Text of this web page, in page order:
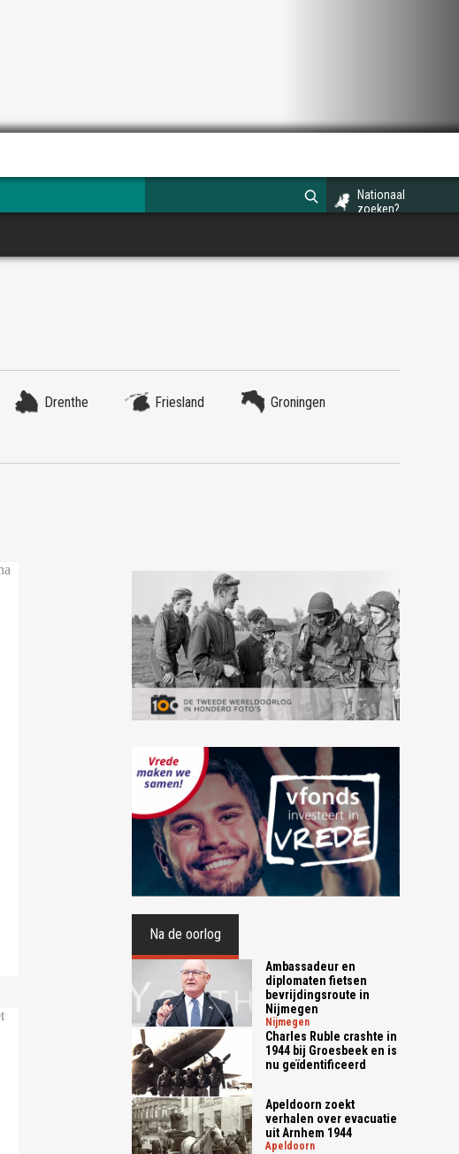
Nationaal
zoeken?
Drenthe Friesland
Groningen
Na de oorlog
Ambassadeur en
diplomaten fietsen
bevrijdingsroute in
Nijmegen
nijmegen
Charles Ruble crashte in
1944 bij Groesbeek en is
nu geïdentificeerd
Apeldoorn zoekt
verhalen over evacuatie
uit Arnhem 1944
apeldoorn